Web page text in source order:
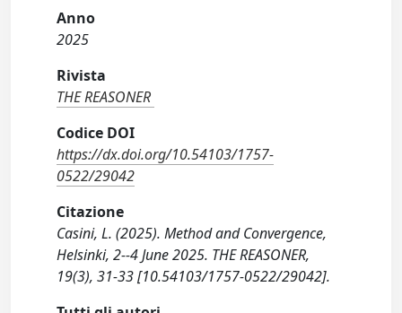
Anno
2025
Rivista
THE REASONER
Codice DOI
https://dx.doi.org/10.54103/1757-
0522/29042
Citazione
Casini, L. (2025). Method and Convergence,
Helsinki, 2--4 June 2025. THE REASONER,
19(3), 31-33 [10.54103/1757-0522/29042].